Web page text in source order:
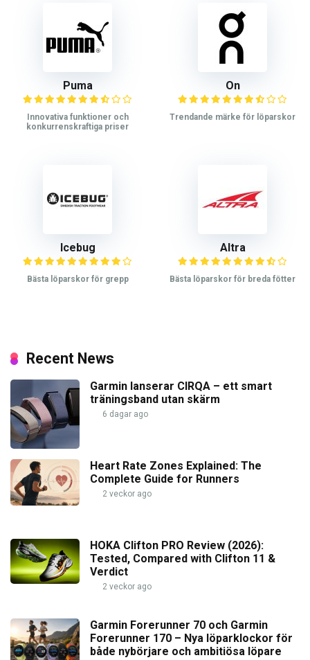
Puma
Innovativa funktioner och
konkurrenskraftiga priser
On
Trendande märke för löparskor
Icebug
Bästa löparskor för grepp
Altra
Bästa löparskor för breda fötter
Recent News
Garmin lanserar CIRQA – ett smart
träningsband utan skärm
6 dagar ago
Heart Rate Zones Explained: The
Complete Guide for Runners
2 veckor ago
HOKA Clifton PRO Review (2026):
Tested, Compared with Clifton 11 &
Verdict
2 veckor ago
Garmin Forerunner 70 och Garmin
Forerunner 170 – Nya löparklockor för
både nybörjare och ambitiösa löpare